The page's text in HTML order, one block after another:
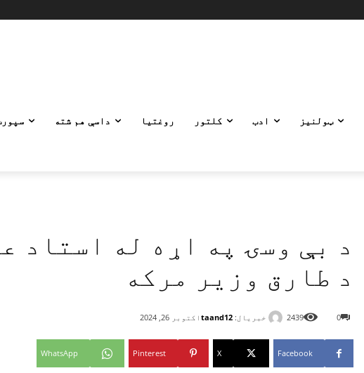
ټولنیز ادب کلتور روغتیا داسې هم شته
د بې وسۍ په اړه له استاد
د طارق وزیر مرکه
خبریال: taand12 اکتوبر 26, 2024 0
2439
Facebook
X
Pinterest
WhatsApp